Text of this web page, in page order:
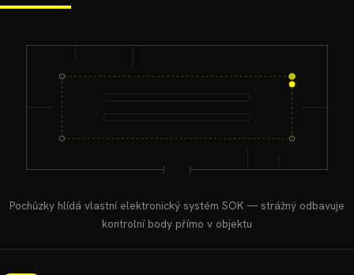
Pochůzky hlídá vlastní elektronický systém SOK — strážný odbavuje
kontrolní body přímo v objektu